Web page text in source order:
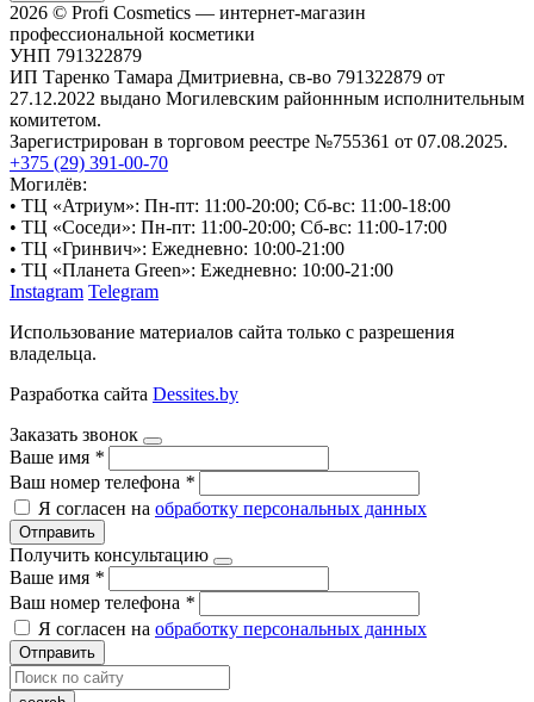
2026 © Profi Cosmetics — интернет-магазин
профессиональной косметики
УНП 791322879
ИП Таренко Тамара Дмитриевна, св-во 791322879 от
27.12.2022 выдано Могилевским районнным исполнительным
комитетом.
Зарегистрирован в торговом реестре №755361 от 07.08.2025.
+375 (29) 391-00-70
Могилёв:
• ТЦ «Атриум»: Пн-пт: 11:00-20:00; Сб-вс: 11:00-18:00
• ТЦ «Соседи»: Пн-пт: 11:00-20:00; Сб-вс: 11:00-17:00
• ТЦ «Гринвич»: Ежедневно: 10:00-21:00
• ТЦ «Планета Green»: Ежедневно: 10:00-21:00
Instagram Telegram
Использование материалов сайта только с разрешения
владельца.
Разработка сайта Dessites.by
Заказать звонок
Ваше имя *
Ваш номер телефона *
Я согласен на обработку персональных данных
Отправить
Получить консультацию
Ваше имя *
Ваш номер телефона *
Я согласен на обработку персональных данных
Отправить